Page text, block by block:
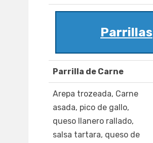
Parrillas
Parrilla de Carne
Arepa trozeada, Carne
asada, pico de gallo,
queso llanero rallado,
salsa tartara, queso de